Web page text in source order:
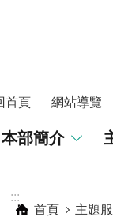
首頁 網站導覽
本部簡介
:::
首頁
主題